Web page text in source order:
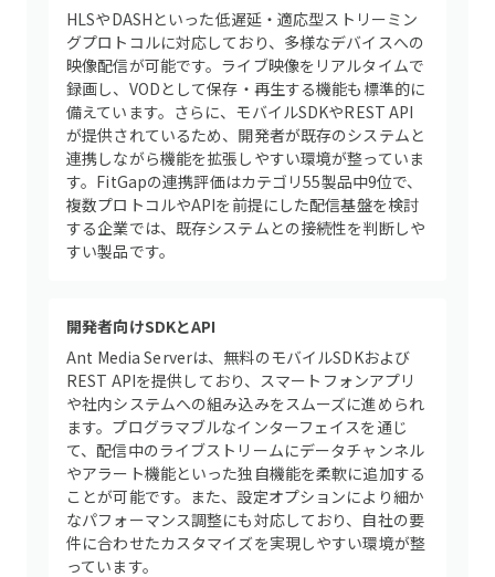
HLSやDASHといった低遅延・適応型ストリーミン
グプロトコルに対応しており、多様なデバイスへの
映像配信が可能です。ライブ映像をリアルタイムで
録画し、VODとして保存・再生する機能も標準的に
備えています。さらに、モバイルSDKやREST API
が提供されているため、開発者が既存のシステムと
連携しながら機能を拡張しやすい環境が整っていま
す。FitGapの連携評価はカテゴリ55製品中9位で、
複数プロトコルやAPIを前提にした配信基盤を検討
する企業では、既存システムとの接続性を判断しや
すい製品です。
開発者向けSDKとAPI
Ant Media Serverは、無料のモバイルSDKおよび
REST APIを提供しており、スマートフォンアプリ
や社内システムへの組み込みをスムーズに進められ
ます。プログラマブルなインターフェイスを通じ
て、配信中のライブストリームにデータチャンネル
やアラート機能といった独自機能を柔軟に追加する
ことが可能です。また、設定オプションにより細か
なパフォーマンス調整にも対応しており、自社の要
件に合わせたカスタマイズを実現しやすい環境が整
っています。